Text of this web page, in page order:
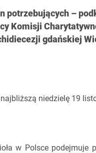
potrzebujących –
Komisji
gdańskiej
niedzielę 19
w Polsce podejmuje